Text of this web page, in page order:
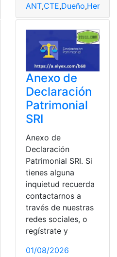
Matriculación vehicular digital
ANT,CTE,Dueño,
Anexo de
Declaración
Patrimonial
SRI
Anexo de
Declaración
Patrimonial SRI. Si
tienes alguna
inquietud recuerda
contactarnos a
través de nuestras
redes sociales, o
regístrate y
01/08/2026